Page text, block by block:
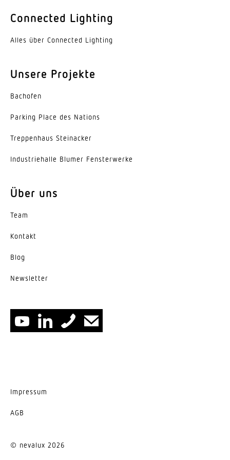
Farbe
Aluminium
110°
Energieeffizienzklasse
C
Herstellergarantie
Variante
Connected Lighting
Alles über Connected Lighting
Unsere Projekte
Bachofen
Parking Place des Nations
Trep­penhaus Steinacker
Indus­trie­halle Blumer Fensterwerke
Über uns
Team
Kontakt
Blog
News­letter
Impressum
AGB
© nevalux 2026